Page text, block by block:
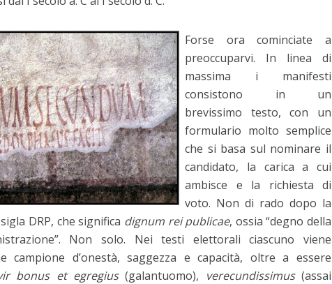
Forse ora cominciate a
preoccuparvi. In linea di
massima i manifesti
consistono in un
brevissimo testo, con un
formulario molto semplice
che si basa sul nominare il
candidato, la carica a cui
ambisce e la richiesta di
voto. Non di rado dopo la
DRP, che significa dignum rei publicae, ossia “degno della
Non solo. Nei testi elettorali ciascuno viene
campione d’onestà, saggezza e capacità, oltre a essere
bonus et egregius(galantuomo), verecundissimus(assai